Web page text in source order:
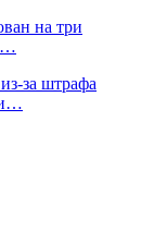
на три
штрафа